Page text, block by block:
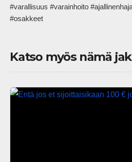
#varallisuus #varainhoito
#osakkeet
Katso myös nämä